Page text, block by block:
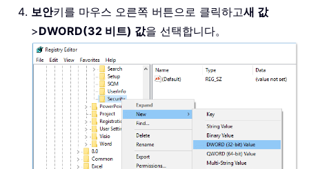
보안키를 마우스 오른쪽 버튼으로 클릭하고새 값
>DWORD(32 비트) 값을 선택합니다。